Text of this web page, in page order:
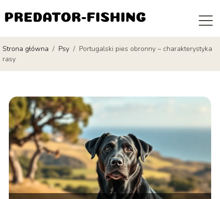
Strona główna / Psy / Portugalski pies obronny – charakterystyka
rasy